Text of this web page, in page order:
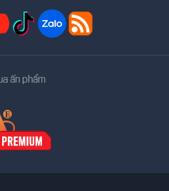
ấn phẩm